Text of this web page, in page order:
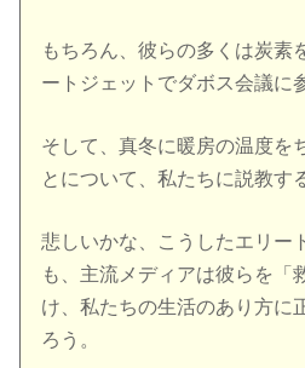
もちろん、彼らの多くは炭素
ートジェットでダボス会議に
そして、真冬に暖房の温度を
とについて、私たちに説教す
悲しいかな、こうしたエリー
も、主流メディアは彼らを「
け、私たちの生活のあり方に
ろう。